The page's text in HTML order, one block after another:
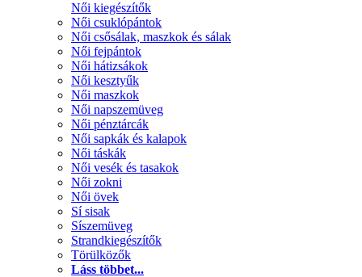
Női kiegészítők
Női csuklópántok
Női csősálak, maszkok és sálak
Női fejpántok
Női hátizsákok
Női kesztyűk
Női maszkok
Női napszemüveg
Női pénztárcák
Női sapkák és kalapok
Női táskák
Női vesék és tasakok
Női zokni
Női övek
Sí sisak
Síszemüveg
Strandkiegészítők
Törülközők
Láss többet...